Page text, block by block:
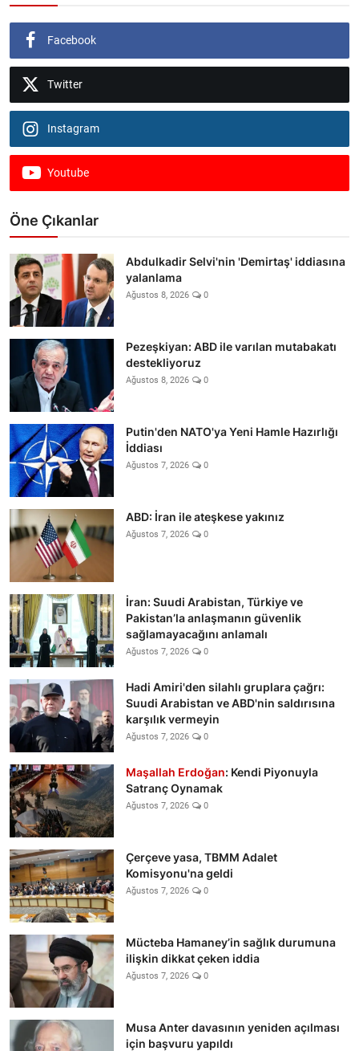
Facebook
Twitter
Instagram
Youtube
Öne Çıkanlar
Abdulkadir Selvi'nin 'Demirtaş' iddiasına
yalanlama
Ağustos 8, 2026 0
Pezeşkiyan: ABD ile varılan mutabakatı
destekliyoruz
Ağustos 8, 2026 0
Putin'den NATO'ya Yeni Hamle Hazırlığı
İddiası
Ağustos 7, 2026 0
ABD: İran ile ateşkese yakınız
Ağustos 7, 2026 0
İran: Suudi Arabistan, Türkiye ve
Pakistan’la anlaşmanın güvenlik
sağlamayacağını anlamalı
Ağustos 7, 2026 0
Hadi Amiri'den silahlı gruplara çağrı:
Suudi Arabistan ve ABD'nin saldırısına
karşılık vermeyin
Ağustos 7, 2026 0
Maşallah Erdoğan: Kendi Piyonuyla
Satranç Oynamak
Ağustos 7, 2026 0
Çerçeve yasa, TBMM Adalet
Komisyonu'na geldi
Ağustos 7, 2026 0
Mücteba Hamaney’in sağlık durumuna
ilişkin dikkat çeken iddia
Ağustos 7, 2026 0
Musa Anter davasının yeniden açılması
için başvuru yapıldı